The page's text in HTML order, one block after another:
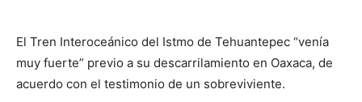
El Tren Interoceánico del Istmo de Tehuantepec “venía
muy fuerte” previo a su descarrilamiento en Oaxaca, de
acuerdo con el testimonio de un sobreviviente.